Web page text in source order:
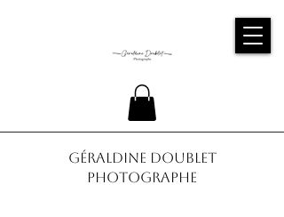
Géraldine Doublet
Photographe